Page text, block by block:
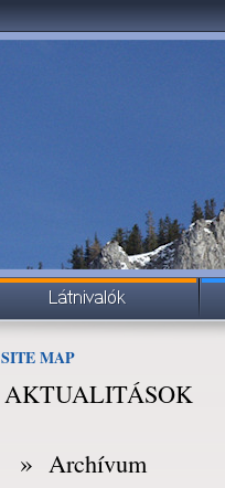
SITE MAP
AKTUALITÁSOK
» Archívum